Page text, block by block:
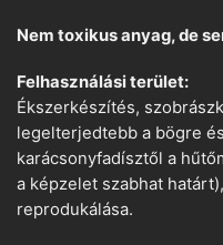
Nem toxikus anyag, de
Felhasználási terület:
Ékszerkészítés,
legelterjedtebb a bögre
karácsonyfadísztől a
a képzelet szabhat
reprodukálása.